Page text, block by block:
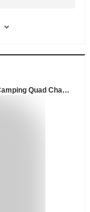
【最大2000円クーポン3月11日まで】Coleman Camping Quad Chair with 4-Can Cooler Red / コールマン キャンプチェア アウトドアチェア レッド